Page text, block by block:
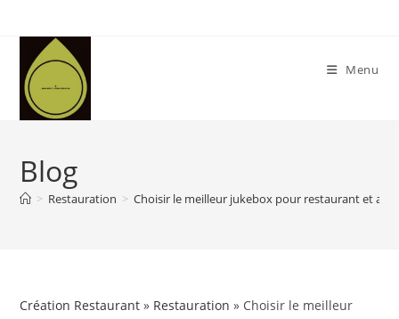
content
Menu
Blog
> Restauration > Choisir le meilleur jukebox pour restaurant et
Création Restaurant » Restauration » Choisir le meilleur